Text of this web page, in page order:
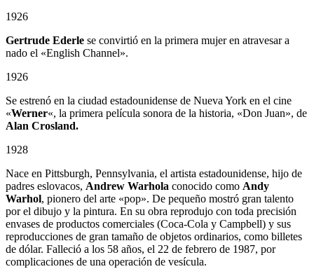
1926
Gertrude Ederle se convirtió en la primera mujer en atravesar a
nado el «English Channel».
1926
Se estrenó en la ciudad estadounidense de Nueva York en el cine
«Werner«, la primera película sonora de la historia, «Don Juan», de
Alan Crosland.
1928
Nace en Pittsburgh, Pennsylvania, el artista estadounidense, hijo de
padres eslovacos, Andrew Warhola conocido como Andy
Warhol, pionero del arte «pop». De pequeño mostró gran talento
por el dibujo y la pintura. En su obra reprodujo con toda precisión
envases de productos comerciales (Coca-Cola y Campbell) y sus
reproducciones de gran tamaño de objetos ordinarios, como billetes
de dólar. Falleció a los 58 años, el 22 de febrero de 1987, por
complicaciones de una operación de vesícula.